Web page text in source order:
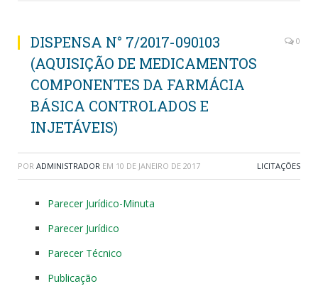
DISPENSA N° 7/2017-090103
(AQUISIÇÃO DE MEDICAMENTOS
COMPONENTES DA FARMÁCIA
BÁSICA CONTROLADOS E
INJETÁVEIS)
0
POR ADMINISTRADOR EM 10 DE JANEIRO DE 2017 LICITAÇÕES
Parecer Jurídico-Minuta
Parecer Jurídico
Parecer Técnico
Publicação